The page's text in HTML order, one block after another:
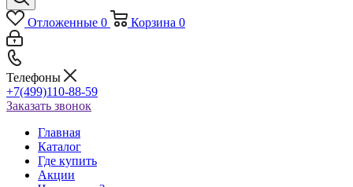
Отложенные 0 Корзина 0
Телефоны
+7(499)110-88-59
Заказать звонок
Главная
Каталог
Где купить
Акции